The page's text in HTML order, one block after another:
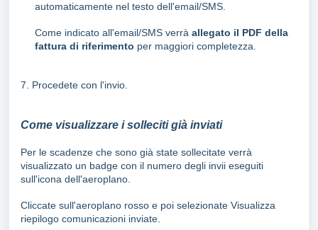
automaticamente nel testo dell'email/SMS.
Come indicato all'email/SMS verrà allegato il PDF della
fattura di riferimento per maggiori completezza.
7. Procedete con l'invio.
Come visualizzare i solleciti già inviati
Per le scadenze che sono già state sollecitate verrà
visualizzato un badge con il numero degli invii eseguiti
sull'icona dell'aeroplano.
Cliccate sull'aeroplano rosso e poi selezionate Visualizza
riepilogo comunicazioni inviate.